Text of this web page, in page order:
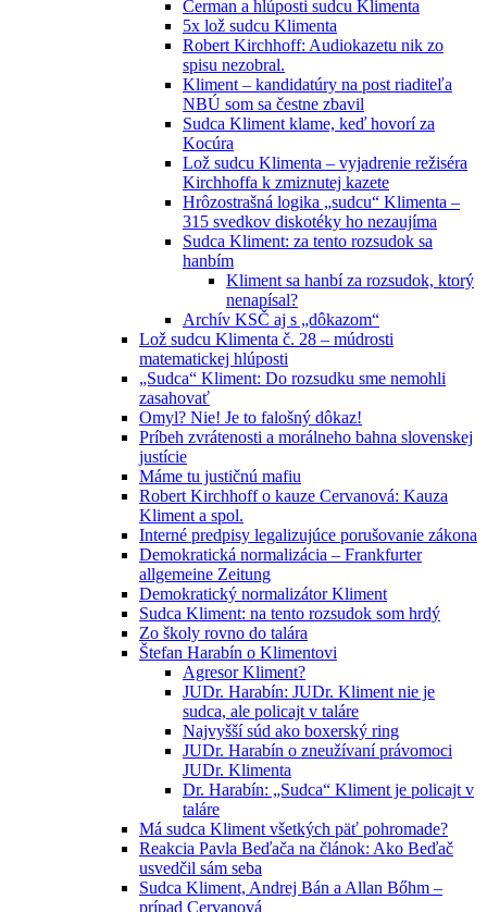
Čerman a hlúposti sudcu Klimenta
5x lož sudcu Klimenta
Robert Kirchhoff: Audiokazetu nik zo
spisu nezobral.
Kliment – kandidatúry na post riaditeľa
NBÚ som sa čestne zbavil
Sudca Kliment klame, keď hovorí za
Kocúra
Lož sudcu Klimenta – vyjadrenie režiséra
Kirchhoffa k zmiznutej kazete
Hrôzostrašná logika „sudcu“ Klimenta –
315 svedkov diskotéky ho nezaujíma
Sudca Kliment: za tento rozsudok sa
hanbím
Kliment sa hanbí za rozsudok, ktorý
nenapísal?
Archív KSČ aj s „dôkazom“
Lož sudcu Klimenta č. 28 – múdrosti
matematickej hlúposti
„Sudca“ Kliment: Do rozsudku sme nemohli
zasahovať
Omyl? Nie! Je to falošný dôkaz!
Príbeh zvrátenosti a morálneho bahna slovenskej
justície
Máme tu justičnú mafiu
Robert Kirchhoff o kauze Cervanová: Kauza
Kliment a spol.
Interné predpisy legalizujúce porušovanie zákona
Demokratická normalizácia – Frankfurter
allgemeine Zeitung
Demokratický normalizátor Kliment
Sudca Kliment: na tento rozsudok som hrdý
Zo školy rovno do talára
Štefan Harabín o Klimentovi
Agresor Kliment?
JUDr. Harabín: JUDr. Kliment nie je
sudca, ale policajt v taláre
Najvyšší súd ako boxerský ring
JUDr. Harabín o zneužívaní právomoci
JUDr. Klimenta
Dr. Harabín: „Sudca“ Kliment je policajt v
taláre
Má sudca Kliment všetkých päť pohromade?
Reakcia Pavla Beďača na článok: Ako Beďač
usvedčil sám seba
Sudca Kliment, Andrej Bán a Allan Bőhm –
prípad Cervanová